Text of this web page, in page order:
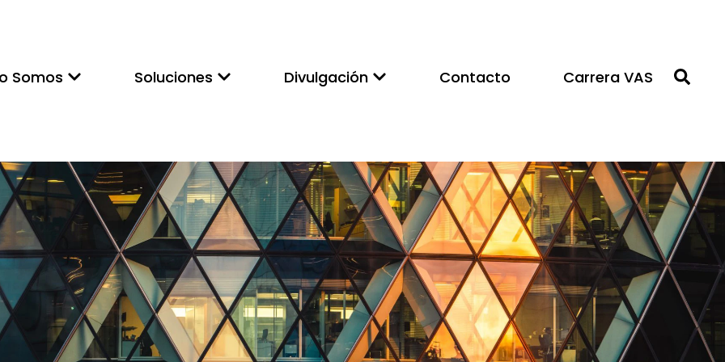
Somos Soluciones Divulgación Contacto Carrera VAS